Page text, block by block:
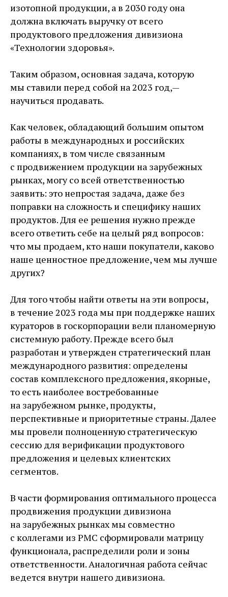
изотопной продукции, а в 2030 году она
должна включать выручку от всего
продуктового предложения дивизиона
«Технологии здоровья».
Таким образом, основная задача, которую
мы ставили перед собой на 2023 год, —
научиться продавать.
Как человек, обладающий большим опытом
работы в международных и российских
компаниях, в том числе связанным
с продвижением продукции на зарубежных
рынках, могу со всей ответственностью
заявить: это непростая задача, даже без
поправки на сложность и специфику наших
продуктов. Для ее решения нужно прежде
всего ответить себе на целый ряд вопросов:
что мы продаем, кто наши покупатели, каково
наше ценностное предложение, чем мы лучше
других?
Для того чтобы найти ответы на эти вопросы,
в течение 2023 года мы при поддержке наших
кураторов в госкорпорации вели планомерную
системную работу. Прежде всего был
разработан и утвержден стратегический план
международного развития: определены
состав комплексного предложения, якорные,
то есть наиболее востребованные
на зарубежном рынке, продукты,
перспективные и приоритетные страны. Далее
мы провели полноценную стратегическую
сессию для верификации продуктового
предложения и целевых клиентских
сегментов.
В части формирования оптимального процесса
продвижения продукции дивизиона
на зарубежных рынках мы совместно
с коллегами из РМС сформировали матрицу
функционала, распределили роли и зоны
ответственности. Аналогичная работа сейчас
ведется внутри нашего дивизиона.